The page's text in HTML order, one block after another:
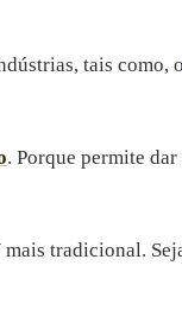
tais como, o
. Porque permite
tradicional.